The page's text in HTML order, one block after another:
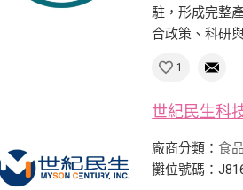
駐，形成完整
合政策、科研
1
世紀民生科
廠商分類： 食
攤位號碼：